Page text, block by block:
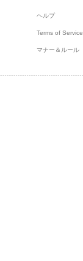
ヘルプ
Terms of Service
マナー＆ルール